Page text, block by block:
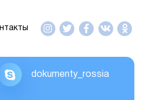
dokumenty_rossia